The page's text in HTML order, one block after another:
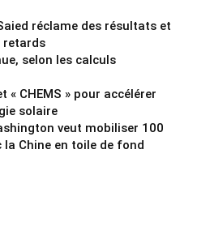
réclame des résultats et
retards
selon les calculs
« CHEMS » pour accélérer
solaire
veut mobiliser 100
Chine en toile de fond